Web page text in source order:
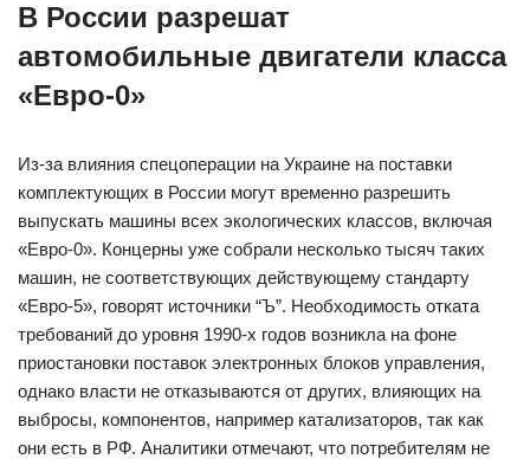
В России разрешат
автомобильные двигатели класса
«Евро-0»
Из-за влияния спецоперации на Украине на поставки
комплектующих в России могут временно разрешить
выпускать машины всех экологических классов, включая
«Евро-0». Концерны уже собрали несколько тысяч таких
машин, не соответствующих действующему стандарту
«Евро-5», говорят источники “Ъ”. Необходимость отката
требований до уровня 1990-х годов возникла на фоне
приостановки поставок электронных блоков управления,
однако власти не отказываются от других, влияющих на
выбросы, компонентов, например катализаторов, так как
они есть в РФ. Аналитики отмечают, что потребителям не